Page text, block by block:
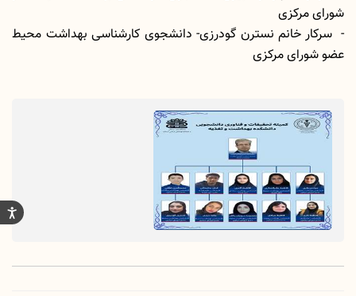
شورای مرکزی
- سرکار خانم نسترن گودرزی- دانشجوی کارشناسی بهداشت محیط
عضو شورای مرکزی